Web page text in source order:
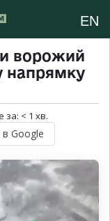
EN
ворожий
напрямку
за: < 1 хв.
в Google